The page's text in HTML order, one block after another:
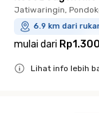
Jatiwaringin,
6.9 km dari
mulai dari
Lihat info lebih